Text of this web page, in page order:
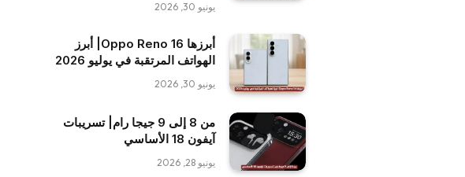
يونيو 30, 2026
أبرزها Oppo Reno 16| أبرز
الهواتف المرتقبة في يوليو 2026
يونيو 30, 2026
من 8 إلى 9 جيجا رام| تسريبات
آيفون 18 الأساسي
يونيو 28, 2026